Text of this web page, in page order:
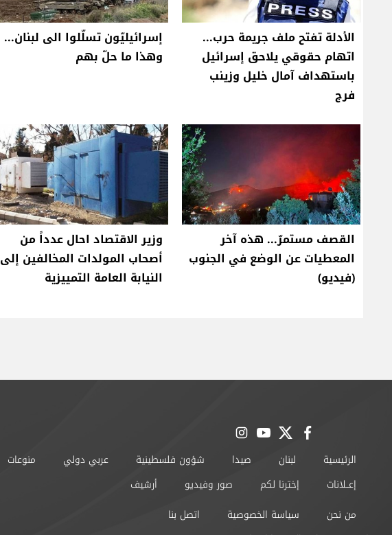
الأدلة تفتح ملف جريمة حرب...
اتهام حقوقي يلاحق إسرائيل
باستهداف آمال خليل وزينب
فرج
إسرائيليّون تسلّلوا الى لبنان...
وهذا ما حلّ بهم
القصف مستمرّ... هذه آخر
المعطيات عن الوضع في الجنوب
(فيديو)
وزير الاقتصاد احال عدداً من
أصحاب المولدات المخالفين إلى
النيابة العامة التمييزية
facebook
twitter
youtube
instagram
الرئيسية لبنان صيدا شؤون فلسطينية عربي دولي منوعات
إعــلانات
إخترنا لكم صور وفيديو
أرشيف
من نحن
سياسة الخصوصية اتصل بنا